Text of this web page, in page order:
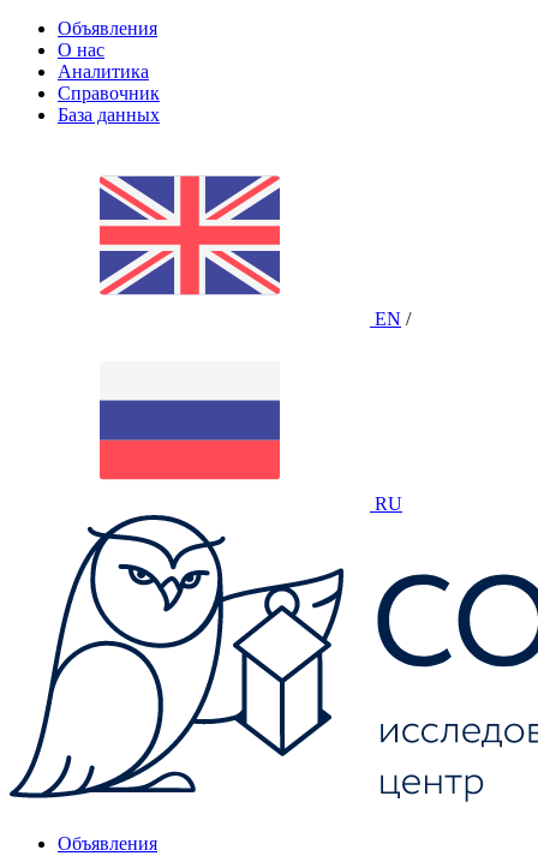
Объявления
О нас
Аналитика
Справочник
База данных
EN /
RU
Объявления